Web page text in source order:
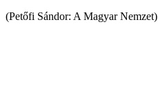
(Petőfi Sándor: A Magyar Nemzet)